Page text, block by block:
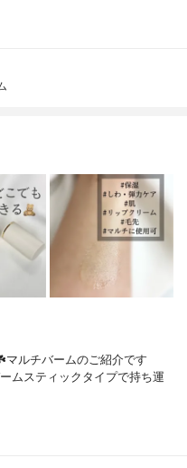
ルチバームのご紹介です
ムスティックタイプで持ち運